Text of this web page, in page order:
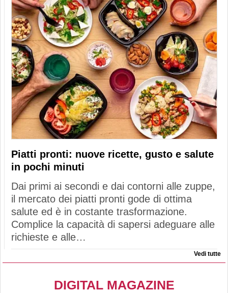
Piatti pronti: nuove ricette, gusto e salute
in pochi minuti
Dai primi ai secondi e dai contorni alle zuppe,
il mercato dei piatti pronti gode di ottima
salute ed è in costante trasformazione.
Complice la capacità di sapersi adeguare alle
richieste e alle…
Vedi tutte
DIGITAL MAGAZINE